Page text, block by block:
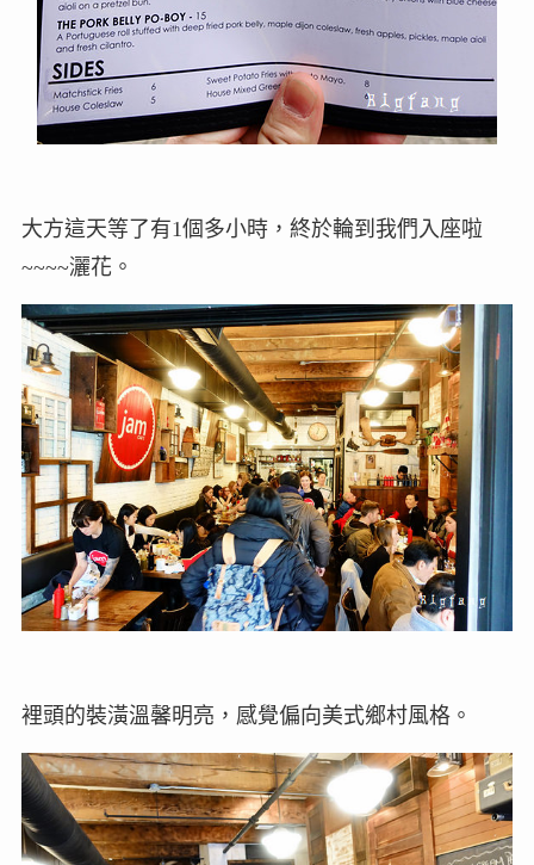
大方這天等了有1個多小時，終於輪到我們入座啦
~~~~灑花。
裡頭的裝潢溫馨明亮，感覺偏向美式鄉村風格。